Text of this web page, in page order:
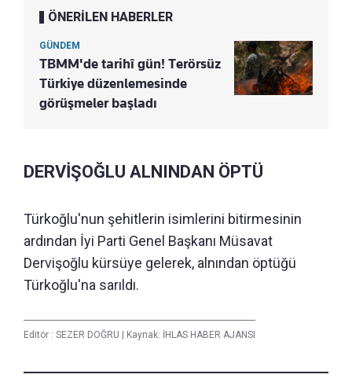
ÖNERİLEN HABERLER
GÜNDEM
TBMM'de tarihî gün! Terörsüz
Türkiye düzenlemesinde
görüşmeler başladı
DERVİŞOĞLU ALNINDAN ÖPTÜ
Türkoğlu'nun şehitlerin isimlerini bitirmesinin
ardından İyi Parti Genel Başkanı Müsavat
Dervişoğlu kürsüye gelerek, alnından öptüğü
Türkoğlu'na sarıldı.
Editör : SEZER DOĞRU Kaynak: İHLAS HABER AJANSI